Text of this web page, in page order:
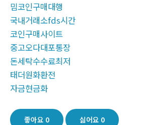
밈코인구매대행
국내거래소fds시간
코인구매사이트
중고오다대포통장
돈세탁수수료최저
태더원화환전
자금현금화
좋아요 0 싫어요 0